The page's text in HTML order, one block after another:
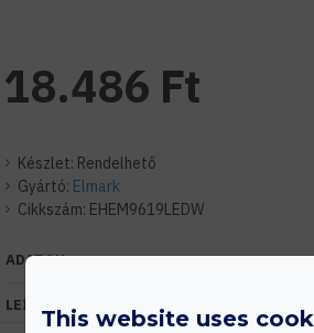
Készlet: Rendelhető
Gyártó: Elmark
Cikkszám: EHEM9619LEDW
18.486 Ft
ADATOK
LEÍRÁS
This website uses